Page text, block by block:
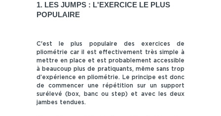
1. LES JUMPS : L'EXERCICE LE PLUS
POPULAIRE
C'est le plus populaire des exercices de
pliométrie car il est effectivement très simple à
mettre en place et est probablement accessible
à beaucoup plus de pratiquants, même sans trop
d’expérience en pliométrie. Le principe est donc
de commencer une répétition sur un support
surélevé (box, banc ou step) et avec les deux
jambes tendues.